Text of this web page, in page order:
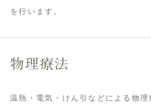
を行います。
物理療法
温熱・電気・けん引などによる物理